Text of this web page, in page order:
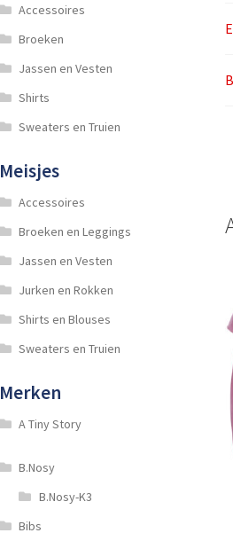
Accessoires
Broeken
Jassen en Vesten
Shirts
Sweaters en Truien
Meisjes
Accessoires
Broeken en Leggings
Jassen en Vesten
Jurken en Rokken
Shirts en Blouses
Sweaters en Truien
Merken
A Tiny Story
B.Nosy
B.Nosy-K3
Bibs